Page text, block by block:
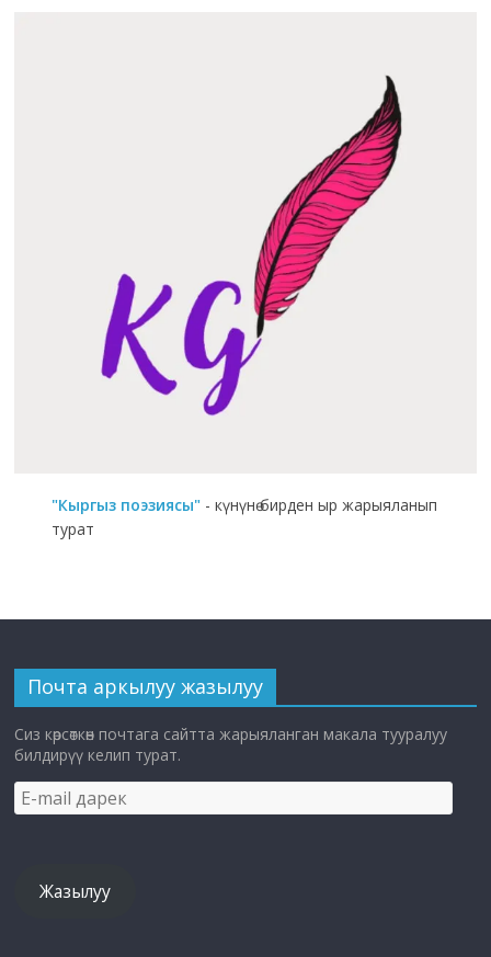
"Кыргыз поэзиясы" - күнүнө бирден ыр жарыяланып
турат
Почта аркылуу жазылуу
Сиз көрсөткөн почтага сайтта жарыяланган макала тууралуу
билдирүү келип турат.
E-
mail
Жазылуу